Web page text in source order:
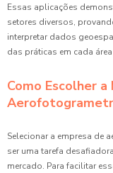
Essas aplicações
setores diversos,
interpretar dados
das práticas em cada
Como Escolher
Selecionar a empresa de
ser uma tarefa
mercado. Para facilitar